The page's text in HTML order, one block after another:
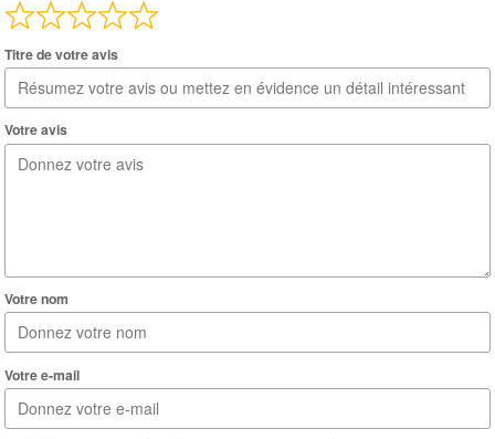
Titre de votre avis
Votre avis
Votre nom
Votre e-mail